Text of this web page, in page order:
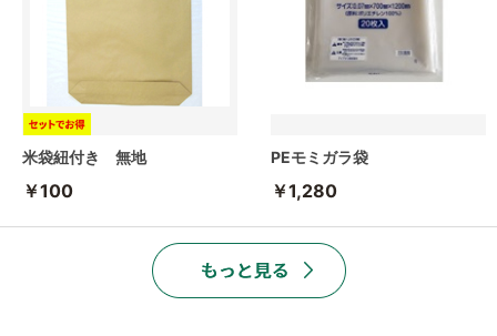
米袋紐付き 無地
￥100
PEモミガラ袋
￥1,280